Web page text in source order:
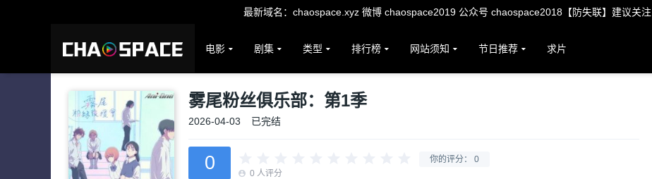
最新域名：chaospace.xyz 微博 chaospace2019 公众号 chaospace2018【防失联】建议关注
电影 剧集 类型 排行榜 网站须知 节日推荐 求片
雾尾粉丝俱乐部：第1季
2026-04-03 已完结
你的评分： 0
0 0 人评分